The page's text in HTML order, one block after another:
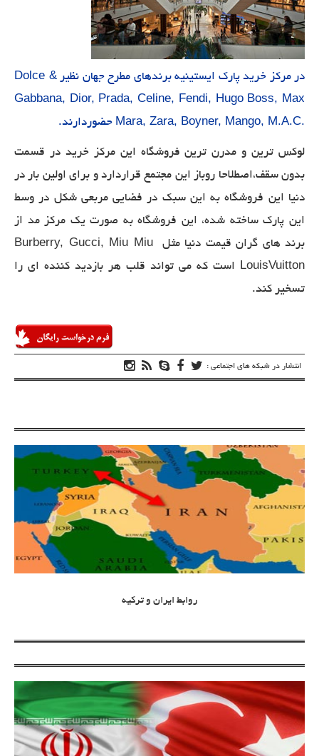
در مرکز خرید پارک ایستینیه برندهای مطرح جهان نظیرDolce &
Gabbana, Dior, Prada, Celine, Fendi, Hugo Boss, Max
Mara, Zara, Boyner, Mango, M.A.C. حضوردارند.
لوکس ترین و مدرن ترین فروشگاه این مرکز خرید در قسمت
بدون سقف،اصطلاحا روباز این مجتمع قراردارد و برای اولین بار در
دنیا این فروشگاه به این سبک در فضایی مربعی شکل در وسط
این پارک ساخته شده، این فروشگاه به صورت یک مرکز مد از
برند های گران قیمت دنیا مثلBurberry, Gucci, Miu Miu
LouisVuitton است که می تواند قلب هر بازدید کننده ای را
تسخیر کند.
انتشار در شبکه های اجتماعی :
روابط ایران و ترکیه